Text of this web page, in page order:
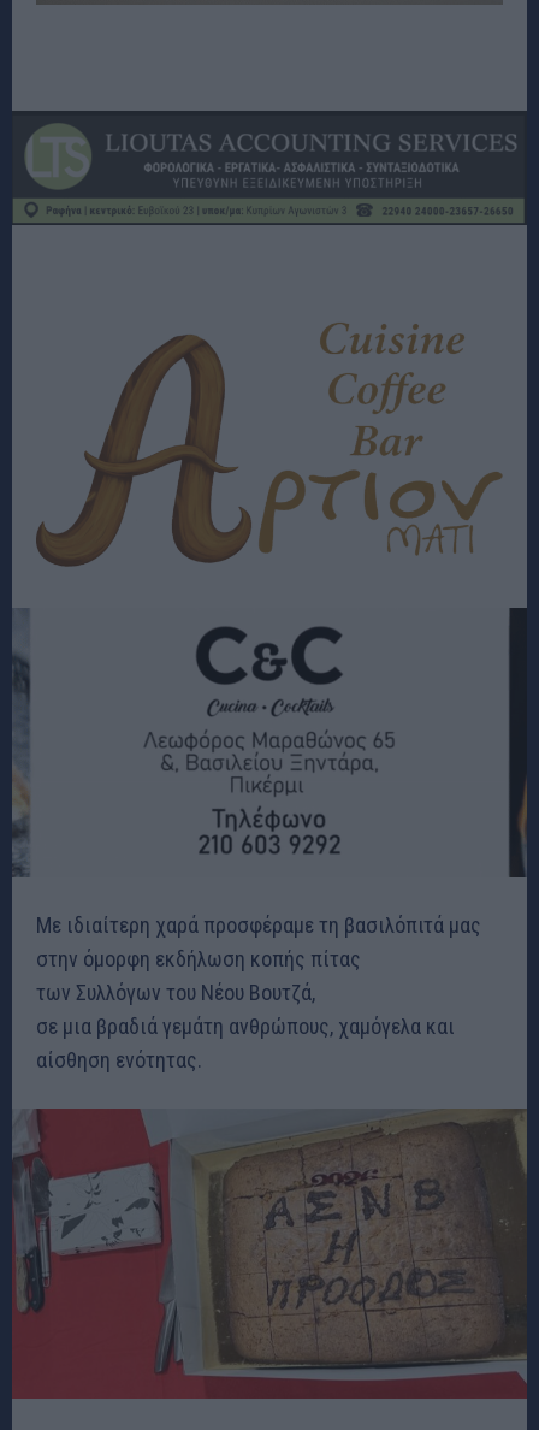
Με ιδιαίτερη χαρά προσφέραμε τη βασιλόπιτά μας
στην όμορφη εκδήλωση κοπής πίτας
των Συλλόγων του Νέου Βουτζά,
σε μια βραδιά γεμάτη ανθρώπους, χαμόγελα και
αίσθηση ενότητας.